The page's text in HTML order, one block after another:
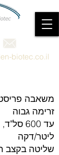
biotec.co.il
משאבה
זרימה גבוה
ליטר/דקה
שליטה בקצב